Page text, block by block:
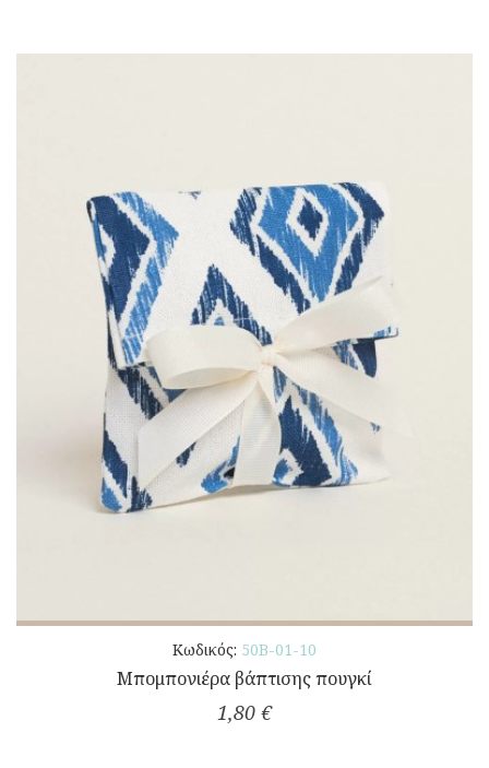
Κωδικός: 50Β-01-10
Μπομπονιέρα βάπτισης πουγκί
1,80 €